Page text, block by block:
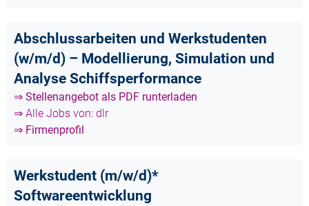
Abschlussarbeiten und Werkstudenten
(w/m/d) – Modellierung, Simulation und
Analyse Schiffsperformance
⇒ Stellenangebot als PDF runterladen
⇒ Alle Jobs von: dlr
⇒ Firmenprofil
Werkstudent (m/w/d)*
Softwareentwicklung